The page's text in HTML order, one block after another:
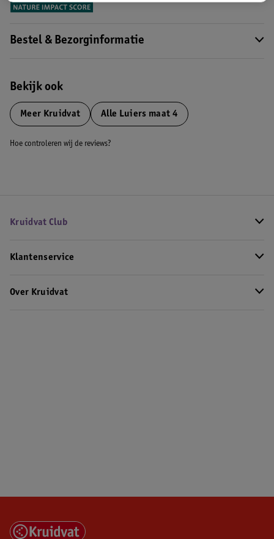
Bestel & Bezorginformatie
Bekijk ook
Meer Kruidvat Alle Luiers maat 4
Hoe controleren wij de reviews?
Kruidvat Club
Klantenservice
Over Kruidvat